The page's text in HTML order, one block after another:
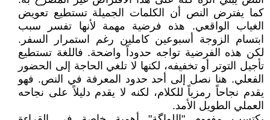
كما يفترض النص أن الكلمات الجميلة تستطيع تعويض
الغياب الواقعي. هذه فرضية مهمة لأنها تفسر سبب
ابتسام الزوجة أسبوعين كاملين رغم استمرار السفر.
لكن هذه الفرضية تواجه حدوداً واضحة. فاللغة تستطيع
تأجيل التوتر أو تخفيفه، لكنها لا تلغي الحاجة إلى الحضور
الفعلي. هنا نصل إلى أحد حدود المعرفة في النص. فهو
يقدم نجاحاً رمزياً للكلام، لكنه لا يقدم دليلاً على نجاحه
العملي الطويل الأمد.